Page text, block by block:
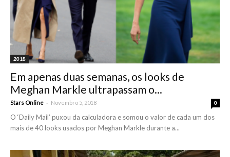
2018
Em apenas duas semanas, os looks de
Meghan Markle ultrapassam o...
Stars Online - Novembro 5, 2018 0
O ‘Daily Mail’ puxou da calculadora e somou o valor de cada um dos
mais de 40 looks usados por Meghan Markle durante a...